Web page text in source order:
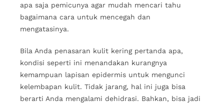
apa saja pemicunya agar mudah mencari tahu
bagaimana cara untuk mencegah dan
mengatasinya.
Bila Anda penasaran kulit kering pertanda apa,
kondisi seperti ini menandakan kurangnya
kemampuan lapisan epidermis untuk mengunci
kelembapan kulit. Tidak jarang, hal ini juga bisa
berarti Anda mengalami dehidrasi. Bahkan, bisa jadi